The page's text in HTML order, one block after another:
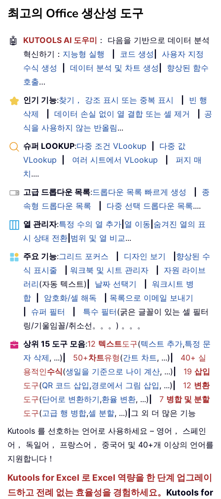
최고의 Office 생산성 도구
🤖 KUTOOLS AI 도우미 ： 다음을 기반으로 데이터 분석
혁신하기： 지능형 실행 코드 생성
사용자 지정
수식 생성
데이터 분석 및 차트 생성
향상된 함수
호출…
인기 기능:찾기， 강조 표시 또는 중복 표시
빈 행
삭제
데이터 손실 없이 열 결합 또는 셀 제거
공
식을 사용하지 않는 반올림...
슈퍼 LOOKUP:다중 조건 VLookup
다중 값
VLookup
여러 시트에서 VLookup
퍼지 매
치....
고급 드롭다운 목록:드롭다운 목록 빠르게 생성
종
속형 드롭다운 목록
다중 선택 드롭다운 목록....
열 관리자:특정 수의 열 추가 열 이동 숨겨진 열의 표
시 상태 전환 범위 및 열 비교...
주요 기능:그리드 포커스 디자인 보기
향상된 수
식 표시줄
워크북 및 시트 관리자
자원 라이브
러리(자동 텍스트) 날짜 선택기
워크시트 병
합
암호화/셀 해독
목록으로 이메일 보내기
슈퍼 필터 특수 필터(굵은 글꼴이 있는 셀 필터
링/기울임꼴/취소선。。。) 。。。
상위 15 도구 모음:12 텍스트도구(텍스트 추가,특정 문
자 삭제, ...) 50+차트유형(간트 차트, ...)
40+ 실
용적인수식(생일을 기준으로 나이 계산, ...) 19 삽입
도구(QR 코드 삽입,경로에서 그림 삽입, ...) 12 변환
도구(단어로 변환하기,환율 변환, ...) 7 병합 및 분할
도구(고급 행 병합,셀 분할, ...) 그 외 더 많은 기능
Kutools 를 선호하는 언어로 사용하세요 – 영어， 스페인
어， 독일어， 프랑스어， 중국어 및 40+개 이상의 언어를
지원합니다！
Kutools for Excel 로 Excel 역량을 한 단계 업그레이
드하고 전례 없는 효율성을 경험하세요。 Kutools for